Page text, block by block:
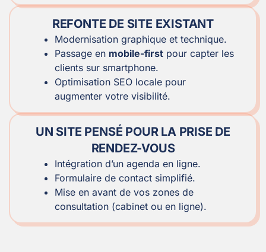
REFONTE DE SITE EXISTANT
Modernisation graphique et technique.
Passage en mobile-first pour capter les
clients sur smartphone.
Optimisation SEO locale pour
augmenter votre visibilité.
UN SITE PENSÉ POUR LA PRISE DE
RENDEZ-VOUS
Intégration d’un agenda en ligne.
Formulaire de contact simplifié.
Mise en avant de vos zones de
consultation (cabinet ou en ligne).